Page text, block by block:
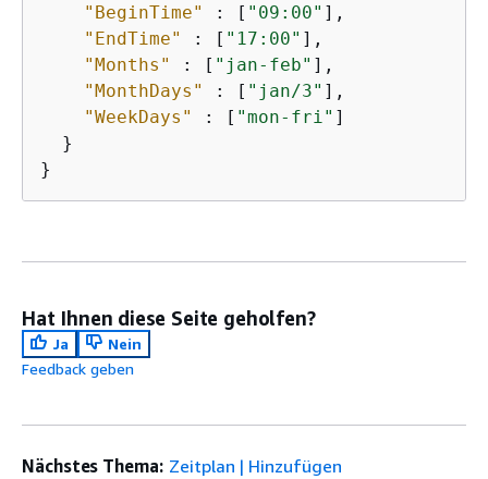
"BeginTime"
: [ "09:00" ],
"EndTime"
: [ "17:00" ],
"Months"
: [ "jan-feb" ],
"MonthDays"
: [ "jan/3" ],
"WeekDays"
: [ "mon-fri" ]
  }
}
Hat Ihnen diese Seite geholfen?
Ja
Nein
Feedback geben
Nächstes Thema: Zeitplan | Hinzufügen